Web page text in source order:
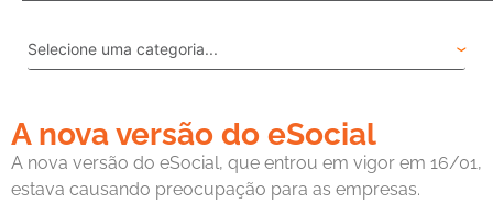
A nova versão do eSocial
A nova versão do eSocial, que entrou em vigor em 16/01,
estava causando preocupação para as empresas.